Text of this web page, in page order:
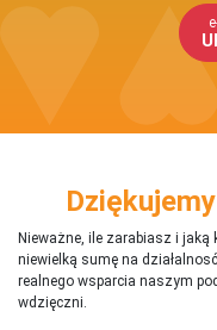
Nieważne, ile zarabiasz i jaką
niewielką sumę na
realnego wsparcia naszym
wdzięczni.